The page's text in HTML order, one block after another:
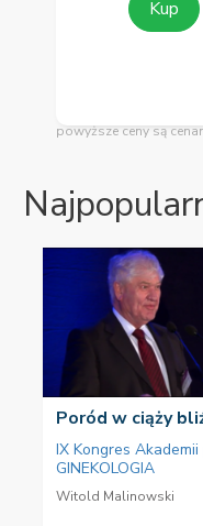
Kup
powyższe ceny są
Poród w ciąży
IX Kongres
GINEKOLOGIA
Witold Malinowski